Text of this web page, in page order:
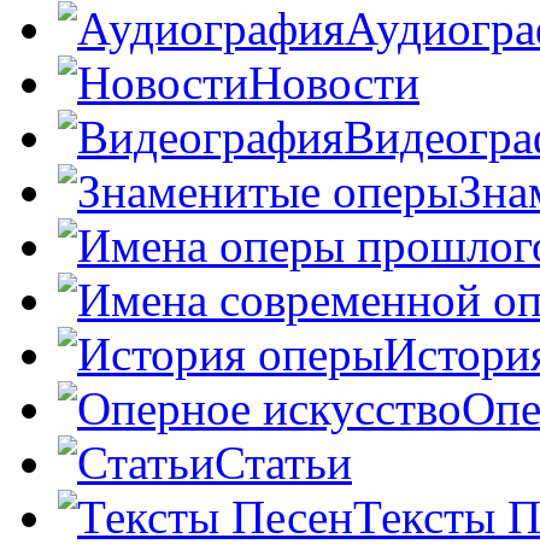
Новости
Статьи
Тексты